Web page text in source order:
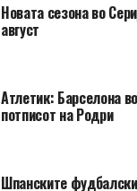
Новата сезона во
август
Атлетик: Барселона
потписот на Родри
Шпанските